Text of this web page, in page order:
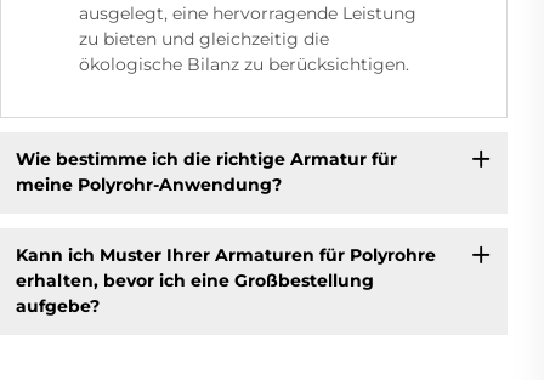
ausgelegt, eine hervorragende Leistung
zu bieten und gleichzeitig die
ökologische Bilanz zu berücksichtigen.
Wie bestimme ich die richtige Armatur für
meine Polyrohr-Anwendung?
Kann ich Muster Ihrer Armaturen für Polyrohre
erhalten, bevor ich eine Großbestellung
aufgebe?